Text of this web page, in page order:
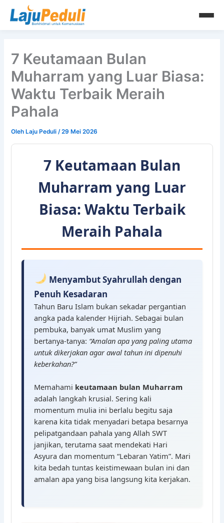
7 Keutamaan Bulan
Muharram yang Luar Biasa:
Waktu Terbaik Meraih
Pahala
Oleh Laju Peduli/29 Mei 2026
7 Keutamaan Bulan
Muharram yang Luar
Biasa: Waktu Terbaik
Meraih Pahala
Menyambut Syahrullah dengan
Penuh Kesadaran
Tahun Baru Islam bukan sekadar pergantian
angka pada kalender Hijriah. Sebagai bulan
pembuka, banyak umat Muslim yang
bertanya-tanya: “Amalan apa yang paling utama
untuk dikerjakan agar awal tahun ini dipenuhi
keberkahan?”
Memahami keutamaan bulan Muharram
adalah langkah krusial. Sering kali
momentum mulia ini berlalu begitu saja
karena kita tidak menyadari betapa besarnya
pelipatgandaan pahala yang Allah SWT
janjikan, terutama saat mendekati Hari
Asyura dan momentum “Lebaran Yatim”. Mari
kita bedah tuntas keistimewaan bulan ini dan
amalan apa yang bisa langsung kita kerjakan.